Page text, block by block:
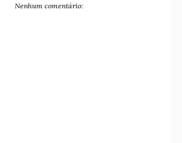
Nenhum comentário: